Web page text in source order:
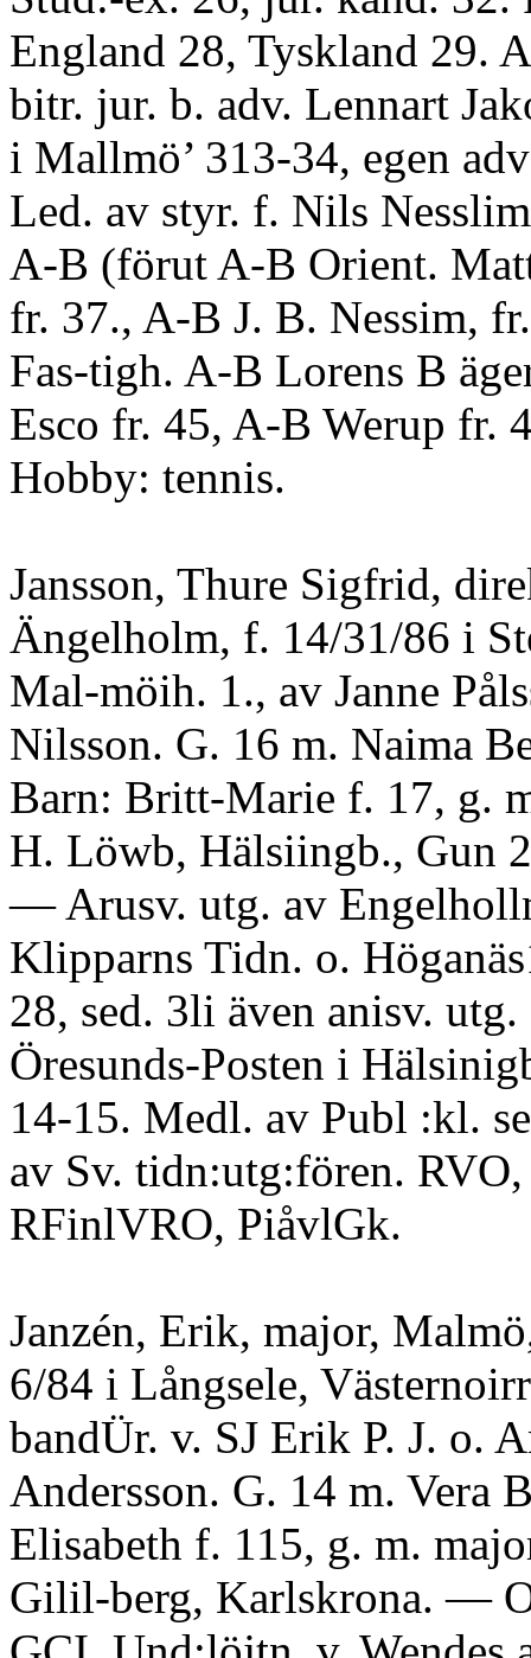
England 28, Tyskland 29.
bitr. jur. b. adv. Lennart
i Mallmö’ 313-34, egen
Led. av styr. f. Nils
A-B (förut A-B Orient.
fr. 37., A-B J. B. Nessim,
Fas-tigh. A-B Lorens B
Esco fr. 45, A-B Werup fr.
Hobby: tennis.
Jansson, Thure Sigfrid,
Ängelholm, f. 14/31/86 i
Mal-möih. 1., av Janne
Nilsson. G. 16 m. Naima
Barn: Britt-Marie f. 17, g.
H. Löwb, Hälsiingb., Gun
— Arusv. utg. av
Klipparns Tidn. o.
28, sed. 3li även anisv. utg.
Öresunds-Posten i
14-15. Medl. av Publ :kl.
av Sv. tidn:utg:fören.
RFinlVRO, PiåvlGk.
Janzén, Erik, major,
6/84 i Långsele,
bandÜr. v. SJ Erik P. J. o.
Andersson. G. 14 m. Vera
Elisabeth f. 115, g. m.
Gilil-berg, Karlskrona. —